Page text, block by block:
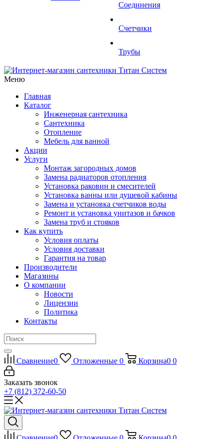
Соединения
Счетчики
Трубы
Меню
Главная
Каталог
Инженерная сантехника
Сантехника
Отопление
Мебель для ванной
Акции
Услуги
Монтаж загородных домов
Замена радиаторов отопления
Установка раковин и смесителей
Установка ванны или душевой кабины
Замена и установка счетчиков воды
Ремонт и установка унитазов и бачков
Замена труб и стояков
Как купить
Условия оплаты
Условия доставки
Гарантия на товар
Производители
Магазины
О компании
Новости
Лицензии
Политика
Контакты
Сравнение0 Отложенные 0 Корзина0 0
Заказать звонок
+7 (812) 372-60-50